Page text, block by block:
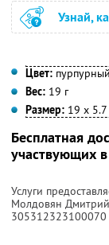
Узнай,
Цвет: пурпурный
Вес: 19 г
Размер: 19 х
Бесплатная
участвующих
Услуги
Молдовян
305312323100070